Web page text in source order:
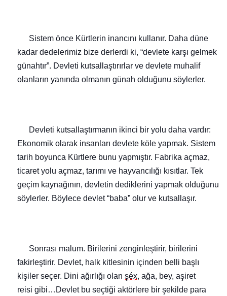
Sistem önce Kürtlerin inancını kullanır. Daha düne
kadar dedelerimiz bize derlerdi ki, “devlete karşı gelmek
günahtır”. Devleti kutsallaştırırlar ve devlete muhalif
olanların yanında olmanın günah olduğunu söylerler.
Devleti kutsallaştırmanın ikinci bir yolu daha vardır:
Ekonomik olarak insanları devlete köle yapmak. Sistem
tarih boyunca Kürtlere bunu yapmıştır. Fabrika açmaz,
ticaret yolu açmaz, tarımı ve hayvancılığı kısıtlar. Tek
geçim kaynağının, devletin dediklerini yapmak olduğunu
söylerler. Böylece devlet “baba” olur ve kutsallaşır.
Sonrası malum. Birilerini zenginleştirir, birilerini
fakirleştirir. Devlet, halk kitlesinin içinden belli başlı
kişiler seçer. Dini ağırlığı olan şéx, ağa, bey, aşiret
reisi gibi… Devletbu seçtiği aktörlere bir şekilde para